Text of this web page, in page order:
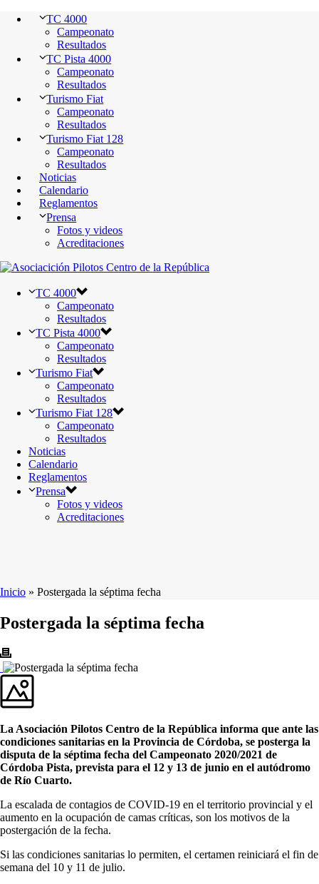
TC 4000
Campeonato
Resultados
TC Pista 4000
Campeonato
Resultados
Turismo Fiat
Campeonato
Resultados
Turismo Fiat 128
Campeonato
Resultados
Noticias
Calendario
Reglamentos
Prensa
Fotos y videos
Acreditaciones
TC 4000
Campeonato
Resultados
TC Pista 4000
Campeonato
Resultados
Turismo Fiat
Campeonato
Resultados
Turismo Fiat 128
Campeonato
Resultados
Noticias
Calendario
Reglamentos
Prensa
Fotos y videos
Acreditaciones
Inicio » Postergada la séptima fecha
Postergada la séptima fecha
La Asociación Pilotos Centro de la República informa que ante las
condiciones sanitarias en la Provincia de Córdoba, se posterga la
disputa de la séptima fecha del Campeonato 2020/2021 de
Córdoba Pista, prevista para el 12 y 13 de junio en el autódromo
de Río Cuarto.
La escalada de contagios de COVID-19 en el territorio provincial y el
aumento en la ocupación de camas críticas, son los motivos de la
postergación de la fecha.
Si las condiciones sanitarias lo permiten, el certamen reiniciará el fin de
semana del 10 y 11 de julio.